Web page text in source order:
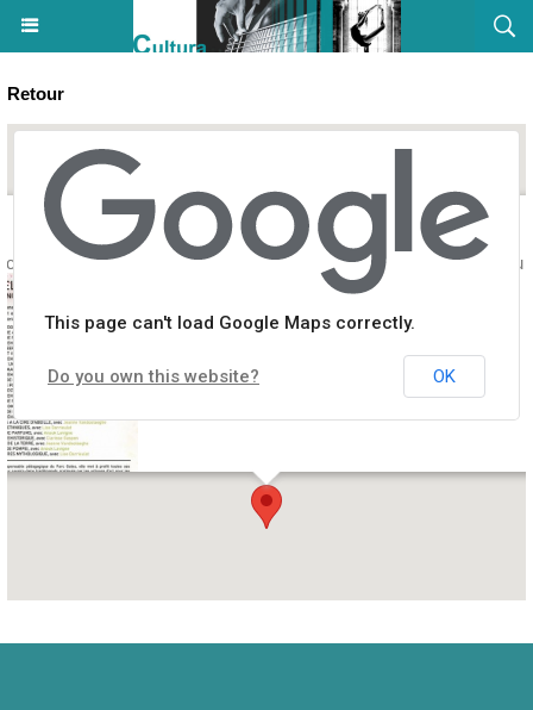
Retour
pour les enfants « Les ateliers d'artistes » - Parc Galea - Tagliu
This page can't load Google Maps correctly.
Do you own this website? OK